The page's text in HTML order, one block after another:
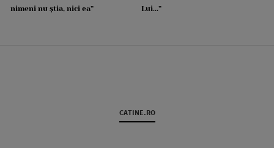
nimeni nu știa, nici ea”
Lui...”
CATINE.RO